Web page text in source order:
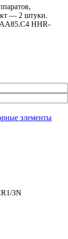
— 2 штуки.
HHR-
элементы
3N